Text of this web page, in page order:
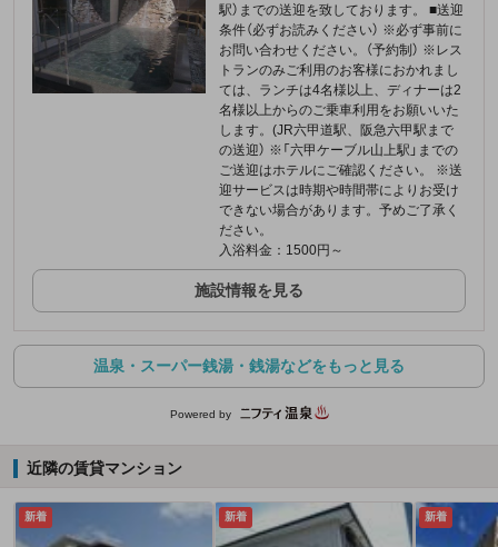
駅）までの送迎を致しております。 ■送迎
条件（必ずお読みください） ※必ず事前に
お問い合わせください。（予約制） ※レス
トランのみご利用のお客様におかれまし
ては、ランチは4名様以上、ディナーは2
名様以上からのご乗車利用をお願いいた
します。(JR六甲道駅、阪急六甲駅まで
の送迎） ※「六甲ケーブル山上駅」までの
ご送迎はホテルにご確認ください。 ※送
迎サービスは時期や時間帯によりお受け
できない場合があります。予めご了承く
ださい。
入浴料金：1500円～
施設情報を見る
温泉・スーパー銭湯・銭湯などをもっと見る
Powered by
近隣の賃貸マンション
新着 新着 新着